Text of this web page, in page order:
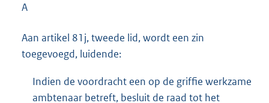
A
Aan artikel 81j, tweede lid, wordt een zin
toegevoegd, luidende:
Indien de voordracht een op de griffie werkzame
ambtenaar betreft, besluit de raad tot het